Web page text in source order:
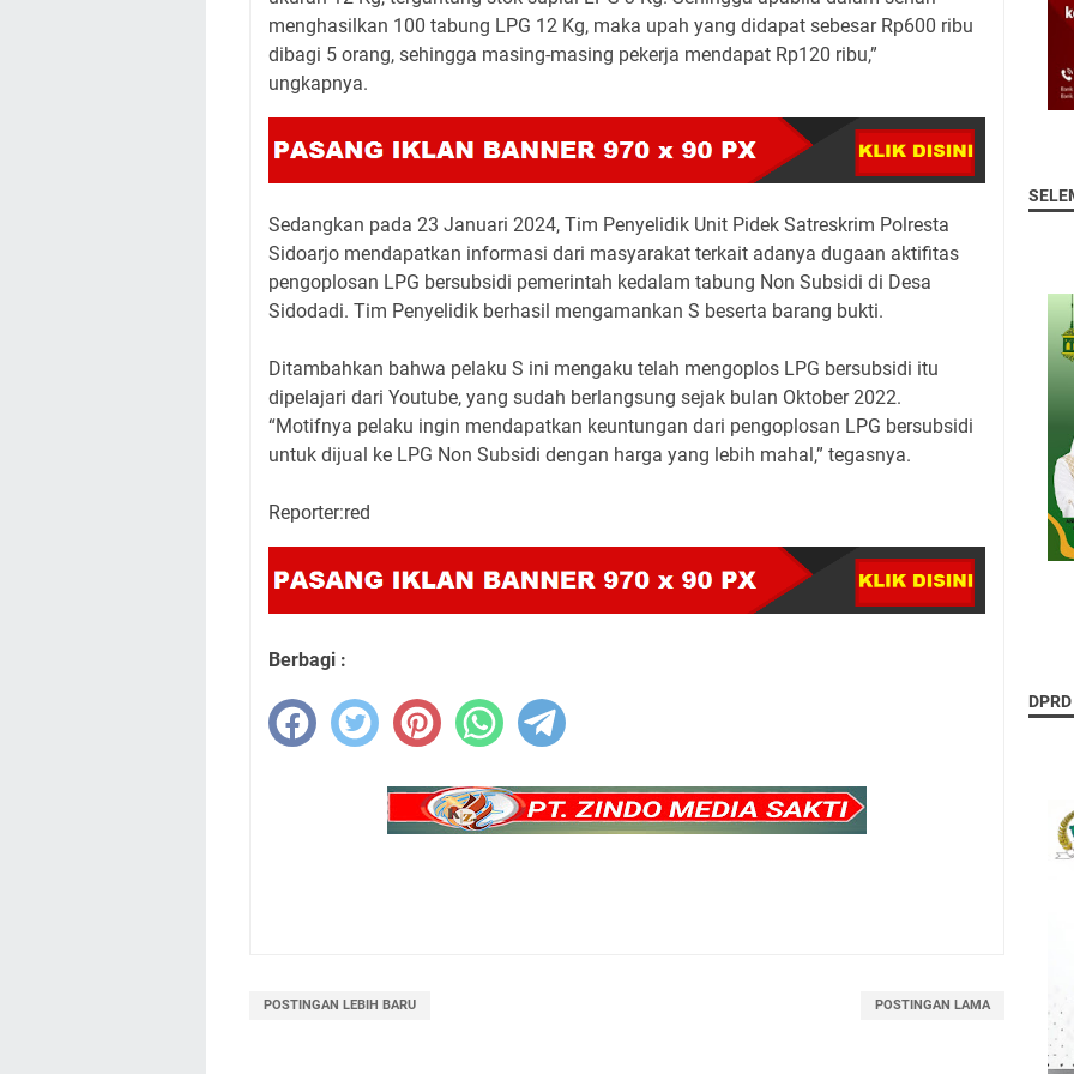
menghasilkan 100 tabung LPG 12 Kg, maka upah yang didapat sebesar Rp600 ribu
dibagi 5 orang, sehingga masing-masing pekerja mendapat Rp120 ribu,”
ungkapnya.
Sedangkan pada 23 Januari 2024, Tim Penyelidik Unit Pidek Satreskrim Polresta
Sidoarjo mendapatkan informasi dari masyarakat terkait adanya dugaan aktifitas
pengoplosan LPG bersubsidi pemerintah kedalam tabung Non Subsidi di Desa
Sidodadi. Tim Penyelidik berhasil mengamankan S beserta barang bukti.
Ditambahkan bahwa pelaku S ini mengaku telah mengoplos LPG bersubsidi itu
dipelajari dari Youtube, yang sudah berlangsung sejak bulan Oktober 2022.
“Motifnya pelaku ingin mendapatkan keuntungan dari pengoplosan LPG bersubsidi
untuk dijual ke LPG Non Subsidi dengan harga yang lebih mahal,” tegasnya.
Reporter:red
Berbagi :
POSTINGAN LEBIH BARU POSTINGAN LAMA